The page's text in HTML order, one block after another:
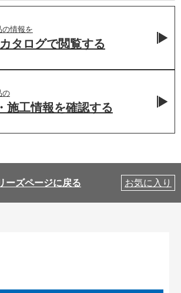
の情報を
タログで閲覧する
の
施工情報を確認する
ーズページに戻る お気に入り